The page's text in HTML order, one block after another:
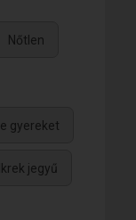
Nőtlen
gyereket
Ikrek jegyű